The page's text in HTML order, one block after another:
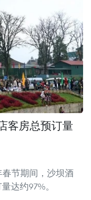
客房总预订量
节期间，沙坝酒
达约97%。